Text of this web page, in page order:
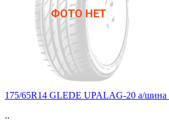
175/65R14 GLEDE UPALAG-20 а/шина
..